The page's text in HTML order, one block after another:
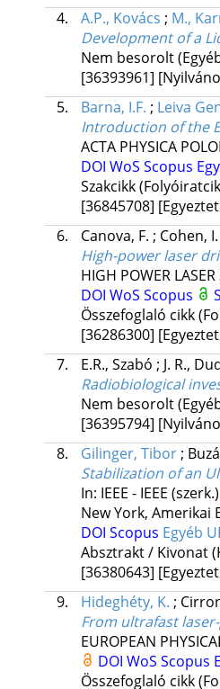
4.
A.P., Kovács ; M.,
Development of a
Nem besorolt
[36393961]
5.
Barna, I.F. ; Leiva
Introduction of the
ACTA PHYSICA
DOI WoS Scopus
Szakcikk
[36845708]
6.
Canova, F. ; Cohen, I.
High-power laser
HIGH POWER
DOI WoS Scopus
Összefoglaló cikk
[36286300]
7.
E.R., Szabó ; J. R.,
Radiobiological
Nem besorolt
[36395794]
8.
Gilinger, Tibor;
Stabilization of an
In: IEEE - IEEE (szerk.)
New York, Amerikai
DOI Scopus Egyéb
Absztrakt / Kivonat
[36380643]
9.
Hideghéty, K. ;
From ultrafast
EUROPEAN
DOI WoS Scopus
Összefoglaló cikk